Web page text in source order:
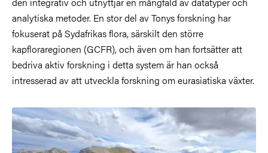
analytiska metoder. En stor del av Tonys forskning har
fokuserat på Sydafrikas flora, särskilt den större
kapfloraregionen (GCFR), och även om han fortsätter att
bedriva aktiv forskning i detta system är han också
intresserad av att utveckla forskning om eurasiatiska växter.